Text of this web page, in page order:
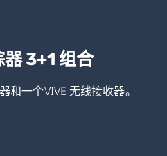
3+1 组合
和一个VIVE 无线接收器。